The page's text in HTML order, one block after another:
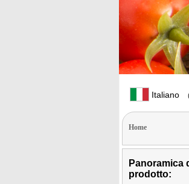
Italiano
Home
Panoramica
prodotto: